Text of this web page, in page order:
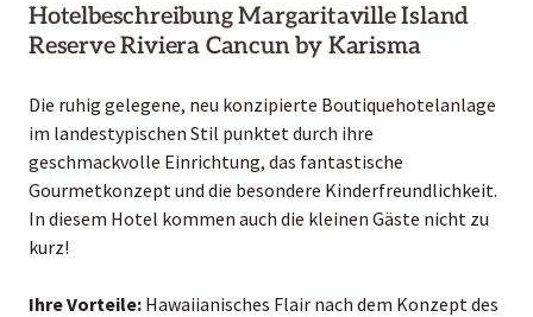
Hotelbeschreibung Margaritaville Island
Reserve Riviera Cancun by Karisma
Die ruhig gelegene, neu konzipierte Boutiquehotelanlage
im landestypischen Stil punktet durch ihre
geschmackvolle Einrichtung, das fantastische
Gourmetkonzept und die besondere Kinderfreundlichkeit.
In diesem Hotel kommen auch die kleinen Gäste nicht zu
kurz!
Ihre Vorteile: Hawaiianisches Flair nach dem Konzept des